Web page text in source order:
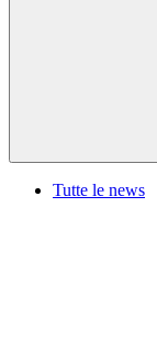
Tutte le news